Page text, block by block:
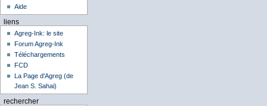
Aide
liens
Agreg-Ink: le site
Forum Agreg-Ink
Téléchargements
FCD
La Page d'Agreg (de
Jean S. Sahai)
rechercher